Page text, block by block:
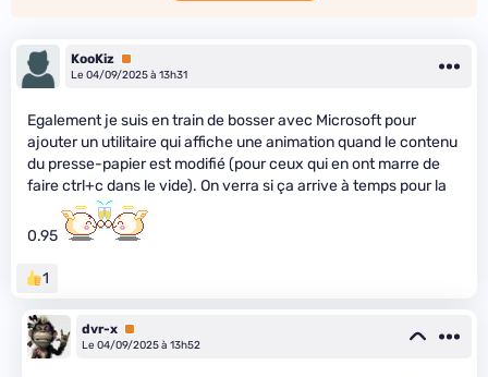
KooKiz Premium
Le 04/09/2025 à 13h31
Egalement je suis en train de bosser avec Microsoft pour
ajouter un utilitaire qui affiche une animation quand le contenu
du presse-papier est modifié (pour ceux qui en ont marre de
faire ctrl+c dans le vide). On verra si ça arrive à temps pour la
0.95
1
dvr-x Premium
Le 04/09/2025 à 13h52